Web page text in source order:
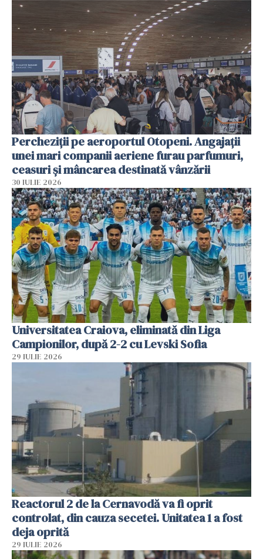
Percheziții pe aeroportul Otopeni. Angajații
unei mari companii aeriene furau parfumuri,
ceasuri și mâncarea destinată vânzării
30 IULIE 2026
Universitatea Craiova, eliminată din Liga
Campionilor, după 2-2 cu Levski Sofia
29 IULIE 2026
Reactorul 2 de la Cernavodă va fi oprit
controlat, din cauza secetei. Unitatea 1 a fost
deja oprită
29 IULIE 2026